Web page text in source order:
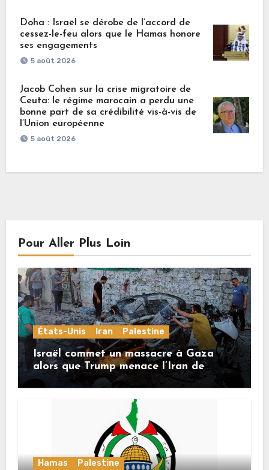
Doha : Israël se dérobe de l’accord de
cessez-le-feu alors que le Hamas honore
ses engagements
5 août 2026
Jacob Cohen sur la crise migratoire de
Ceuta: le régime marocain a perdu une
bonne part de sa crédibilité vis-à-vis de
l’Union européenne
5 août 2026
Pour Aller Plus Loin
États-Unis Iran Palestine
Israël commet un massacre à Gaza
alors que Trump menace l’Iran de
«décapitation»
Hamas Palestine